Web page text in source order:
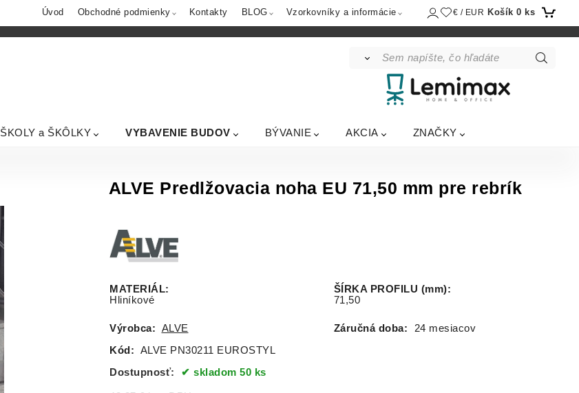
Úvod Obchodné podmienky Kontakty BLOG Vzorkovníky a informácie € / EUR Košík 0 ks
ŠKOLY a ŠKÔLKY VYBAVENIE BUDOV BÝVANIE AKCIA ZNAČKY
ALVE Predlžovacia noha EU 71,50 mm pre rebrík
MATERIÁL:
Hliníkové
ŠÍRKA PROFILU (mm):
71,50
Výrobca: ALVE Záručná doba:
24 mesiacov
Kód:
ALVE PN30211 EUROSTYL
Dostupnosť:
skladom 50 ks